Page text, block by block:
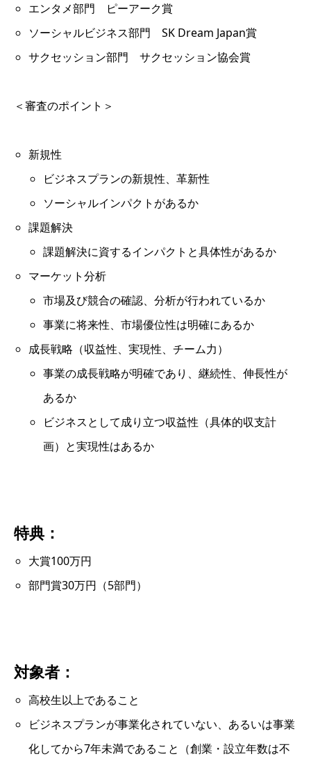
エンタメ部門 ピーアーク賞
ソーシャルビジネス部門 SK Dream Japan賞
サクセッション部門 サクセッション協会賞
＜審査のポイント＞
新規性
ビジネスプランの新規性、革新性
ソーシャルインパクトがあるか
課題解決
課題解決に資するインパクトと具体性があるか
マーケット分析
市場及び競合の確認、分析が行われているか
事業に将来性、市場優位性は明確にあるか
成長戦略（収益性、実現性、チーム力）
事業の成長戦略が明確であり、継続性、伸長性が
あるか
ビジネスとして成り立つ収益性（具体的収支計
画）と実現性はあるか
特典：
大賞100万円
部門賞30万円（5部門）
対象者：
高校生以上であること
ビジネスプランが事業化されていない、あるいは事業
化してから7年未満であること（創業・設立年数は不